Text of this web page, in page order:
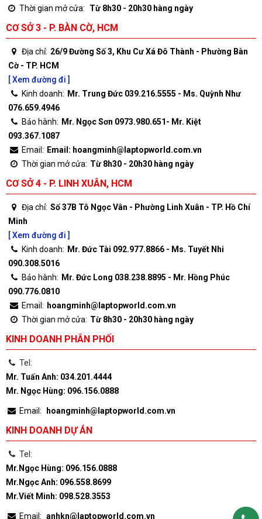
Thời gian mở cửa:
Từ 8h30 - 20h30 hàng ngày
CƠ SỞ 3 - P. BÀN CỜ, HCM
Địa chỉ: 26/9 Đường Số 3, Khu Cư Xá Đô Thành - Phường Bàn
Cờ - TP. HCM
[ Xem đường đi ]
Kinh doanh: Mr. Trung Đức 039.216.5555 - Ms. Quỳnh Như
076.659.4946
Bảo hành: Mr. Ngọc Sơn 0973.980.651- Mr. Kiệt
093.367.1087
Email: Email: hoangminh@laptopworld.com.vn
Thời gian mở cửa: Từ 8h30 - 20h30 hàng ngày
CƠ SỞ 4 - P. LINH XUÂN, HCM
Địa chỉ: Số 37B Tô Ngọc Vân - Phường Linh Xuân - TP. Hồ Chí
Minh
[ Xem đường đi ]
Kinh doanh: Mr. Đức Tài 092.977.8866 - Ms. Tuyết Nhi
090.308.5016
Bảo hành: Mr. Đức Long 038.238.8895 - Mr. Hồng Phúc
090.776.0810
Email: hoangminh@laptopworld.com.vn
Thời gian mở cửa: Từ 8h30 - 20h30 hàng ngày
KINH DOANH PHÂN PHỐI
Tel:
Mr. Tuấn Anh: 034.201.4444
Mr. Ngọc Hùng: 096.156.0888
Email: hoangminh@laptopworld.com.vn
KINH DOANH DỰ ÁN
Tel:
Mr.Ngọc Hùng: 096.156.0888
Mr.Ngọc Anh: 096.558.8699
Mr.Viết Minh: 098.528.3553
Email: anhkn@laptopworld.com.vn